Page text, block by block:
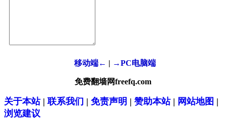
移动端← →PC电脑端
免费翻墙网freefq.com
关于本站| 联系我们 | 免责声明 | 赞助本站| 网站地图 |
浏览建议